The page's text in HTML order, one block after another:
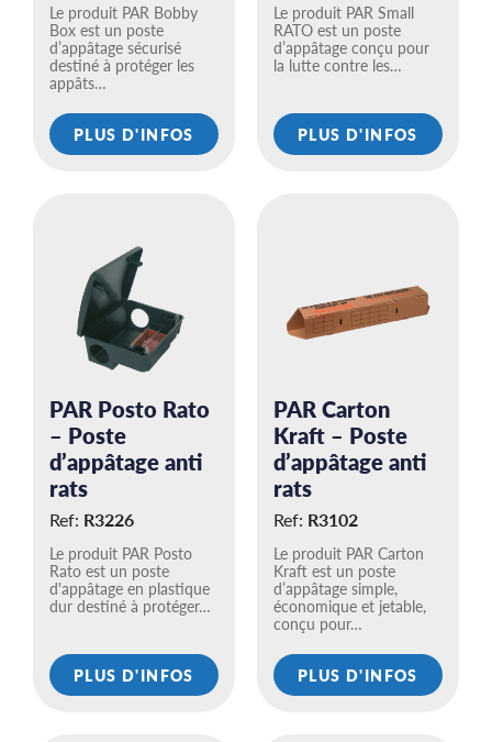
Le produit PAR Bobby
Box est un poste
d’appâtage sécurisé
destiné à protéger les
appâts…
PLUS D'INFOS
Le produit PAR Small
RATO est un poste
d’appâtage conçu pour
la lutte contre les…
PLUS D'INFOS
PAR Posto Rato
– Poste
d’appâtage anti
rats
Ref: R3226
Le produit PAR Posto
Rato est un poste
d'appâtage en plastique
dur destiné à protéger…
PLUS D'INFOS
PAR Carton
Kraft – Poste
d’appâtage anti
rats
Ref: R3102
Le produit PAR Carton
Kraft est un poste
d’appâtage simple,
économique et jetable,
conçu pour…
PLUS D'INFOS